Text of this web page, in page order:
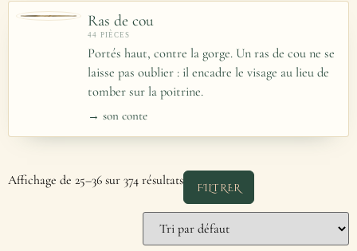
Ras de cou
44 PIÈCES
Portés haut, contre la gorge. Un ras de cou ne se
laisse pas oublier : il encadre le visage au lieu de
tomber sur la poitrine.
→ son conte
FILTRER
Affichage de 25–36 sur 374 résultats